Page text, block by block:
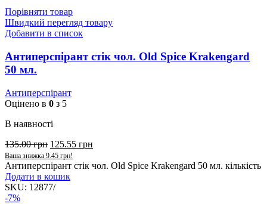
Порівняти товар
Швидкий перегляд товару
Добавити в список
Антиперспірант стік чол. Old Spice Krakengard
50 мл.
Антиперспірант
Оцінено в 0 з 5
В наявності
135.00грн 125.55 грн
Ваша знижка 9.45 грн!
Антиперспірант стік чол. Old Spice Krakengard 50 мл. кількість
Додати в кошик
SKU: 12877/
-7%